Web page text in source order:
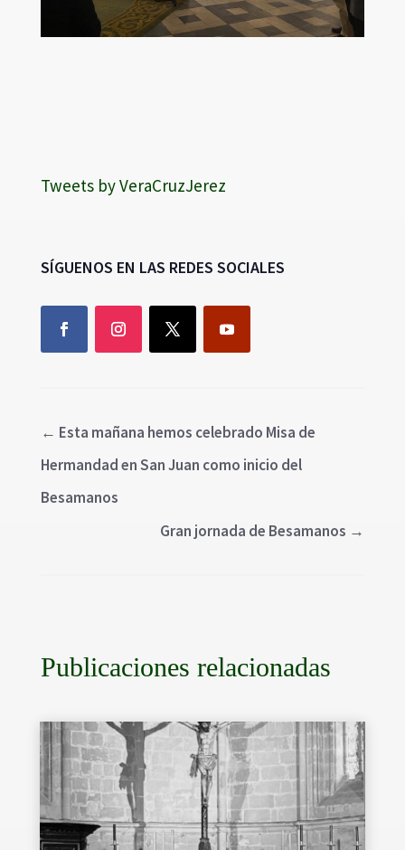
Tweets by VeraCruzJerez
SÍGUENOS EN LAS REDES SOCIALES
← Esta mañana hemos celebrado Misa de
Hermandad en San Juan como inicio del
Besamanos
Gran jornada de Besamanos →
Publicaciones relacionadas